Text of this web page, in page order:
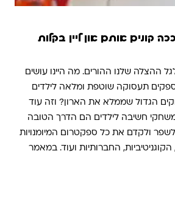
קונים אותם און ליין בקלות
ההצלה שלנו ההורים. מה היינו עושים
תעסוקה שוטפת ומלאה לילדים
הגדול שממלא את הארון? וזה עוד
חשיבה לילדים הם הדרך הטובה
לשפר ולקדם את כל ספקטרום המיומנויות
החברותיות ועוד. במאמר